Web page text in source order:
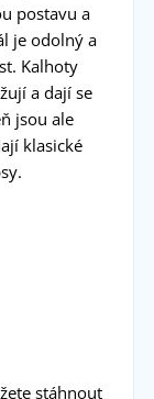
postavu a
je odolný a
Kalhoty
a dají se
jsou ale
klasické
stáhnout